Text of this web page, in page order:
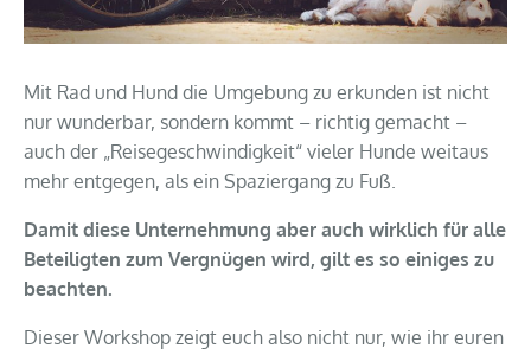
Mit Rad und Hund die Umgebung zu erkunden ist nicht
nur wunderbar, sondern kommt – richtig gemacht –
auch der „Reisegeschwindigkeit“ vieler Hunde weitaus
mehr entgegen, als ein Spaziergang zu Fuß.
Damit diese Unternehmung aber auch wirklich für alle
Beteiligten zum Vergnügen wird, gilt es so einiges zu
beachten.
Dieser Workshop zeigt euch also nicht nur, wie ihr euren